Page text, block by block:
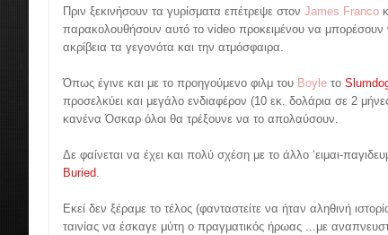
Πριν ξεκινήσουν τα γυρίσματα επέτρεψε στον James Franco
παρακολουθήσουν αυτό το video προκειμένου να μπορέσουν
ακρίβεια τα γεγονότα και την ατμόσφαιρα.
Όπως έγινε και με το προηγούμενο φιλμ του Boyle το
προσελκύει και μεγάλο ενδιαφέρον (10 εκ. δολάρια σε 2
κανένα Όσκαρ όλοι θα τρέξουνε να το απολαύσουν.
Δε φαίνεται να έχει και πολύ σχέση με το άλλο ‘ειμαι-
Buried.
Εκεί δεν ξέραμε το τέλος (φανταστείτε να ήταν αληθινή
ταινίας να έσκαγε μύτη ο πραγματικός ήρωας ...με